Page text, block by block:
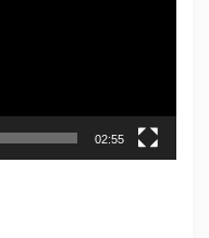
02:55